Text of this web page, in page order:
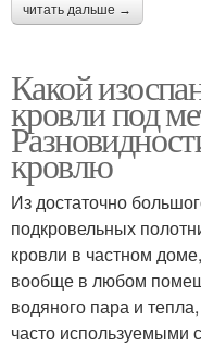
читать дальше →
Какой
кровли под
кровлю
Из достаточно
подкровельных
кровли в частном
вообще в любом
водяного пара и
часто используемыми